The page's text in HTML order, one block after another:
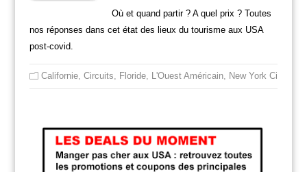
Où et quand partir ? A quel prix ? Toutes
nos réponses dans cet état des lieux du tourisme aux USA
post-covid.
Californie, Circuits Floride, L'Ouest Américain, New York City